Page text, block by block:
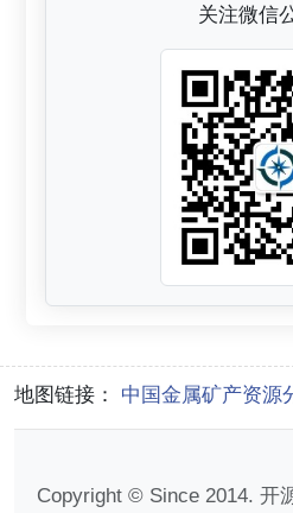
关注微信
地图链接： 中国金属矿产资源
Copyright © Since 2014. 开